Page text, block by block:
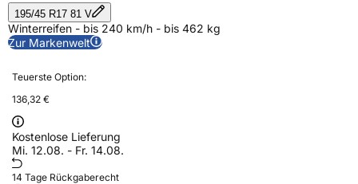
195/45 R17 81 V
Winterreifen - bis 240 km/h - bis 462 kg
Zur Markenwelt
Teuerste Option:
136,32 €
Kostenlose Lieferung
Mi. 12.08. - Fr. 14.08.
14 Tage Rückgaberecht